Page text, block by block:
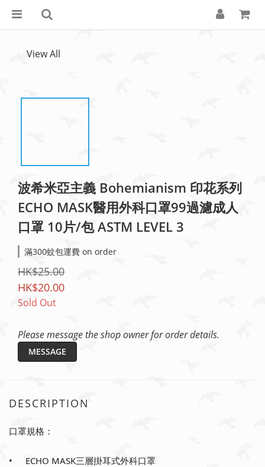
View All
波希米亞主義 Bohemianism 印花系列
ECHO MASK醫用外科口罩99過濾成人
口罩 10片/包 ASTM LEVEL 3
滿300蚊包運費 on order
HK$25.00
HK$20.00
Sold Out
Please message the shop owner for order details.
MESSAGE
DESCRIPTION
口罩規格：
•
ECHO MASK三層掛耳式外科口罩